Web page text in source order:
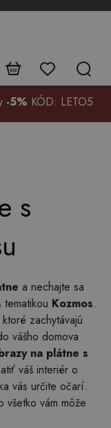
+48
99
-5% KÓD: LETO5
s
a nechajte sa
tematikou Kozmos.
zachytávajú
vášho domova
na plátne s
váš interiér o
vás určite očarí.
všetko vám môže